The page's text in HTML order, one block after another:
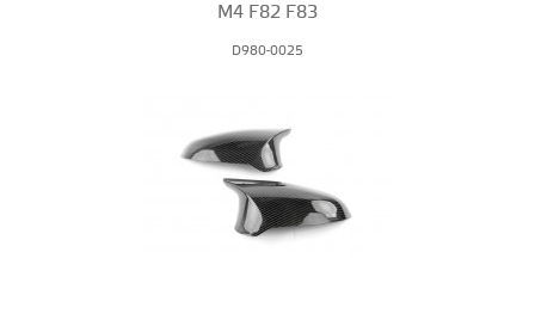
M4 F82 F83
D980-0025